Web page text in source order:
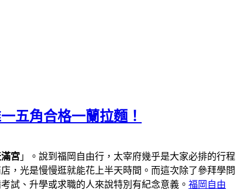
五角合格一蘭拉麵！
宮 」。說到福岡自由行，太宰府幾乎是大家必排的行程
，光是慢慢逛就能花上半天時間。而這次除了參拜學問
試、升學或求職的人來說特別有紀念意義。 福岡自由